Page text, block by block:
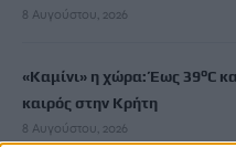
8 Αυγούστου, 2026
«Καμίνι» η χώρα: Έως 39°C
καιρός στην Κρήτη
8 Αυγούστου, 2026